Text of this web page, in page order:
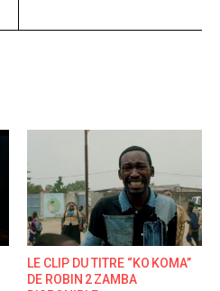
LE CLIP DU TITRE “KO KOMA”
DE ROBIN 2 ZAMBA